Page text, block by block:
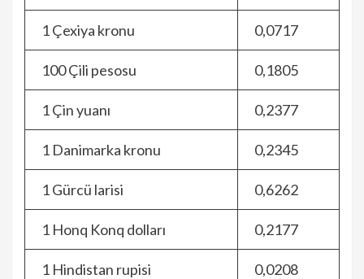
1 Çexiya kronu 0,0717
100 Çili pesosu 0,1805
1 Çin yuanı 0,2377
1 Danimarka kronu 0,2345
1 Gürcü larisi 0,6262
1 Honq Konq dolları 0,2177
1 Hindistan rupisi 0,0208